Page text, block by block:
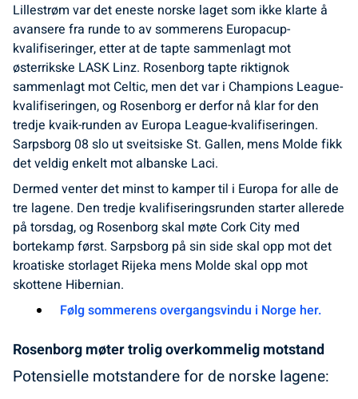
Lillestrøm var det eneste norske laget som ikke klarte å
avansere fra runde to av sommerens Europacup-
kvalifiseringer, etter at de tapte sammenlagt mot
østerrikske LASK Linz. Rosenborg tapte riktignok
sammenlagt mot Celtic, men det var i Champions League-
kvalifiseringen, og Rosenborg er derfor nå klar for den
tredje kvaik-runden av Europa League-kvalifiseringen.
Sarpsborg 08 slo ut sveitsiske St. Gallen, mens Molde fikk
det veldig enkelt mot albanske Laci.
Dermed venter det minst to kamper til i Europa for alle de
tre lagene. Den tredje kvalifiseringsrunden starter allerede
på torsdag, og Rosenborg skal møte Cork City med
bortekamp først. Sarpsborg på sin side skal opp mot det
kroatiske storlaget Rijeka mens Molde skal opp mot
skottene Hibernian.
Følg sommerens overgangsvindu i Norge her.
Rosenborg møter trolig overkommelig motstand
Potensielle motstandere for de norske lagene: